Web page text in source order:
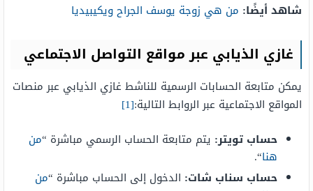
شاهد أيضًا: من هي زوجة يوسف الجراح ويكيبيديا
غازي الذيابي عبر مواقع التواصل الاجتماعي
يمكن متابعة الحسابات الرسمية للناشط غازي الذيابي عبر منصات
المواقع الاجتماعية عبر الروابط التالية:[1]
حساب تويتر: يتم متابعة الحساب الرسمي مباشرة “من
هنا“.
حساب سناب شات: الدخول إلى الحساب مباشرة “من